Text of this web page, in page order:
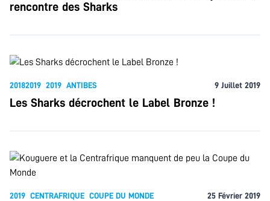
rencontre des Sharks
20182019 2019 ANTIBES 9 Juillet 2019
Les Sharks décrochent le Label Bronze !
2019 CENTRAFRIQUE COUPE DU MONDE 25 Février 2019